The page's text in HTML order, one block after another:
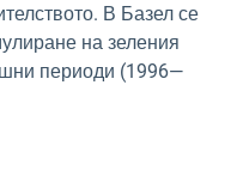
В Базел се
на зеления
периоди (1996—